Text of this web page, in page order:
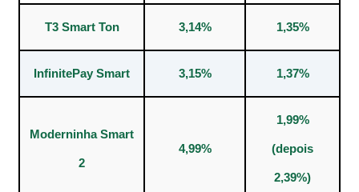
T3 Smart Ton 3,14% 1,35%
InfinitePay Smart 3,15% 1,37%
Moderninha Smart
2
4,99%
1,99%
(depois
2,39%)